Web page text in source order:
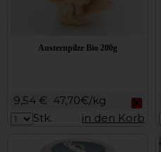
Austernpilze Bio 200g
9,54 € 47,70€/kg
Stk.
in den Korb